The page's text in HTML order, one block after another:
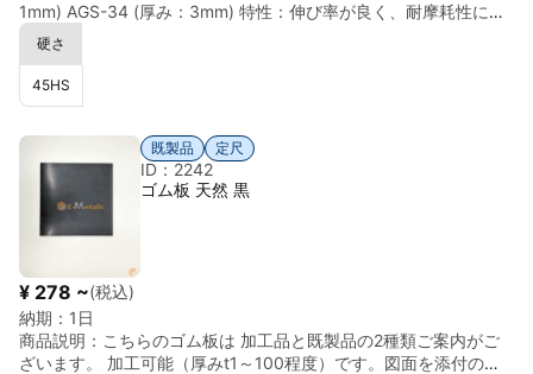
1mm) AGS-34 (厚み：3mm) 特性：伸び率が良く、耐摩耗性に
優れています。伸び率がよく、 元に戻ろうとする力
が強いです。 用途：バンド、クッション材、すべり止め 使用温度
範囲：(℃)-20～60 RoHS指令(10物質対応)：対応 ※20枚以降 21
枚〜ご案内可能です。 ※既製品のため在庫がない場合、ご案内
伸縮 が伴うため、表記サイズと異なる可能性が あります。
硬さ
45HS
既製品 定尺
ID：2242
ゴム板 天然 黒
¥ 278 ~(税込)
納期： 1日
商品説明： こちらのゴム板は 加工品と既製品の2種類ご案内がご
ざいます。 加工可能（厚みt1～100程度）です。図面を添付の